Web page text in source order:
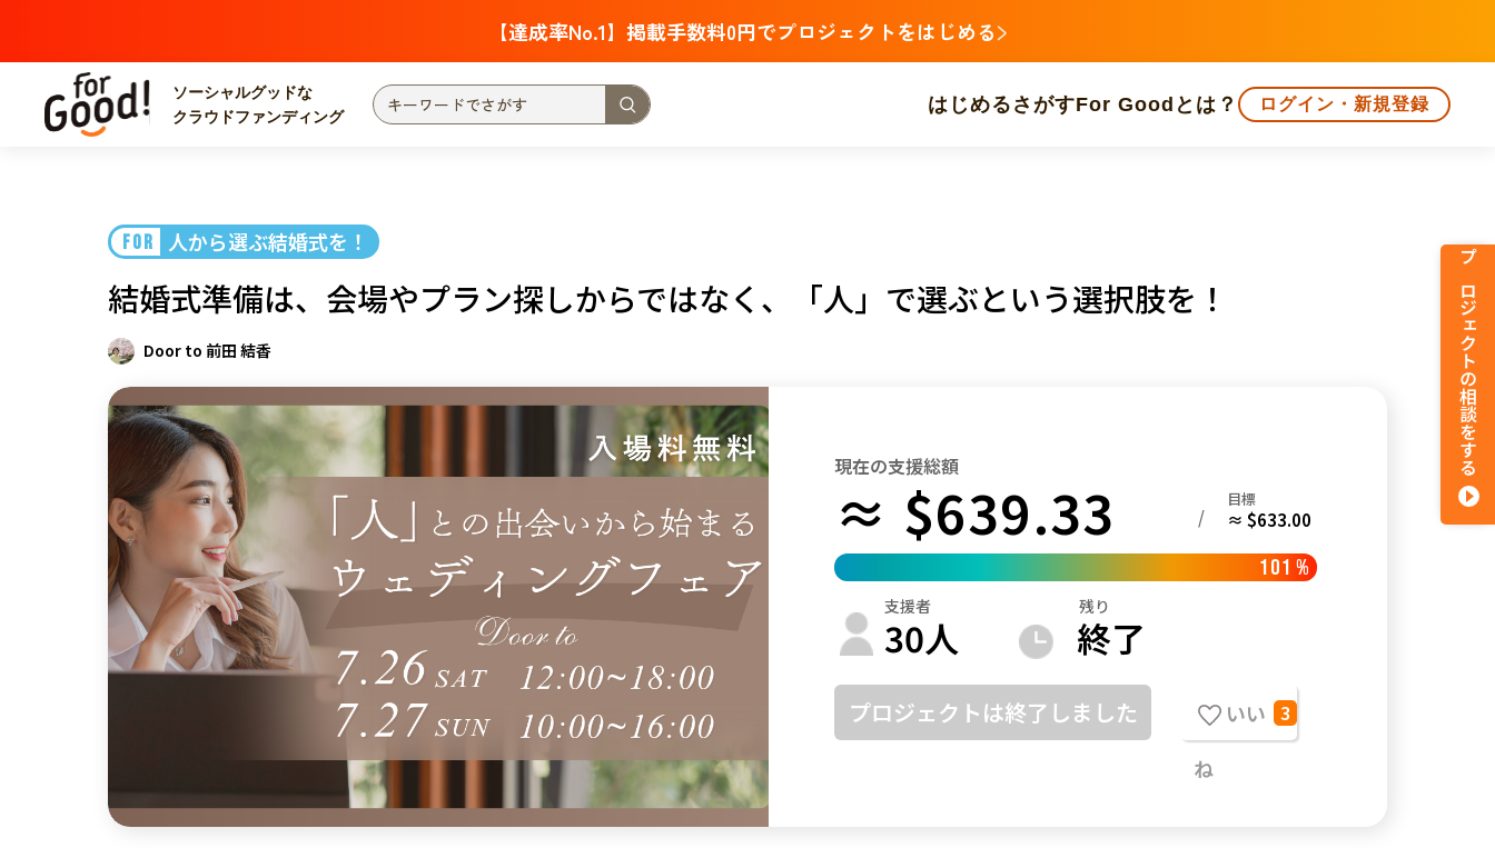
【達成率No.1】掲載手数料0円でプロジェクトをはじめる
ソーシャルグッドな
クラウドファンディング
はじめる さがすFor Goodとは？ ログイン・新規登録
カテゴリーからさがす 国際協力
災害
社会貢献
地域からさがす
関東 茨城 栃木 群馬 埼玉 千葉
富山 石川 福井 山梨
近畿 三重 滋賀 京都 大阪 兵庫
中国 鳥取 島根 岡山 広島 山口
四国 徳島 香川 愛媛 高知
鹿児島 沖縄
FOR 人から選ぶ結婚式を！
結婚式準備は、会場やプラン探しからではなく、「人」で選ぶという選択肢を！
Door to 前田 結香
現在の支援総額
≈ $639.33 /
目標
≈ $633.00
101 %
支援者
30人
残り
終了
プロジェクトは終了しました
いい
ね
3
プロジェクトの相談をする